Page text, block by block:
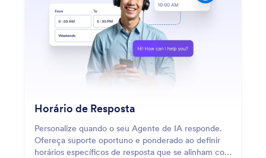
Horário de Resposta
Personalize quando o seu Agente de IA responde.
Ofereça suporte oportuno e ponderado ao definir
horários específicos de resposta que se alinham com